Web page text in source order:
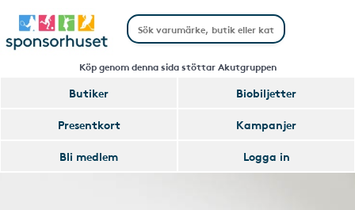
Köp genom denna sida stöttar Akutgruppen
Butiker
Biobiljetter
Presentkort
Kampanjer
Bli medlem
Logga in